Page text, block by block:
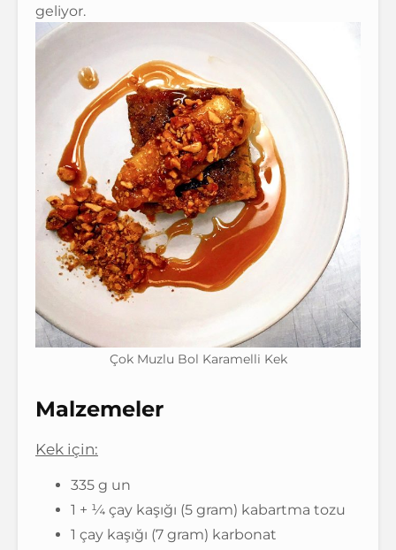
geliyor.
Çok Muzlu Bol Karamelli Kek
Malzemeler
Kek için:
335 g un
1 + ¼ çay kaşığı (5 gram) kabartma tozu
1 çay kaşığı (7 gram) karbonat